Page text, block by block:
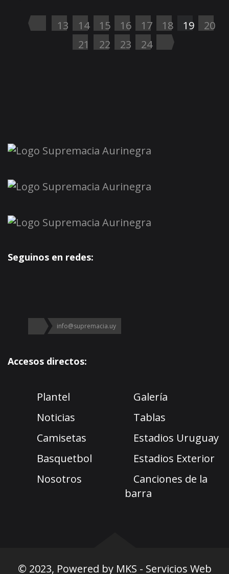
13 14 15 16 17 18 19
20
21
22 23 24
Seguinos en redes:
info@supremacia.uy
Accesos directos:
Plantel
Galería
Noticias
Tablas
Camisetas
Estadios Uruguay
Basquetbol
Estadios Exterior
Nosotros
Canciones de la
barra
© 2023, Powered by MKS - Servicios Web